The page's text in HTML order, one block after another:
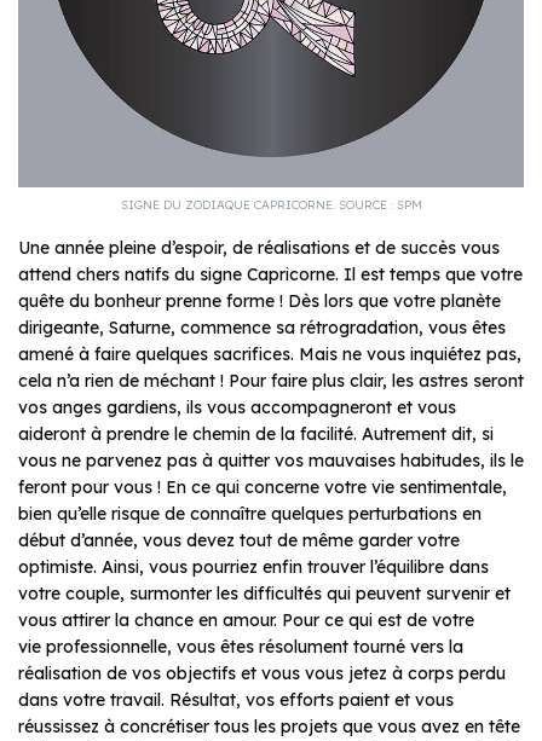
SIGNE DU ZODIAQUE CAPRICORNE. SOURCE : SPM
Une année pleine d’espoir, de réalisations et de succès vous
attend chers natifs du signe Capricorne. Il est temps que votre
quête du bonheur prenne forme ! Dès lors que votre planète
dirigeante, Saturne, commence sa rétrogradation, vous êtes
amené à faire quelques sacrifices. Mais ne vous inquiétez pas,
cela n’a rien de méchant ! Pour faire plus clair, les astres seront
vos anges gardiens, ils vous accompagneront et vous
aideront à prendre le chemin de la facilité. Autrement dit, si
vous ne parvenez pas à quitter vos mauvaises habitudes, ils le
feront pour vous ! En ce qui concerne votre vie sentimentale,
bien qu’elle risque de connaître quelques perturbations en
début d’année, vous devez tout de même garder votre
optimiste. Ainsi, vous pourriez enfin trouver l’équilibre dans
votre couple, surmonter les difficultés qui peuvent survenir et
vous attirer la chance en amour. Pour ce qui est de votre
vie professionnelle, vous êtes résolument tourné vers la
réalisation de vos objectifs et vous vous jetez à corps perdu
dans votre travail. Résultat, vos efforts paient et vous
réussissez à concrétiser tous les projets que vous avez en tête